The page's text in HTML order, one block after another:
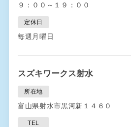
９：００～１９：００
定休日
毎週月曜日
スズキワークス射水
所在地
富山県射水市黒河新１４６０
TEL